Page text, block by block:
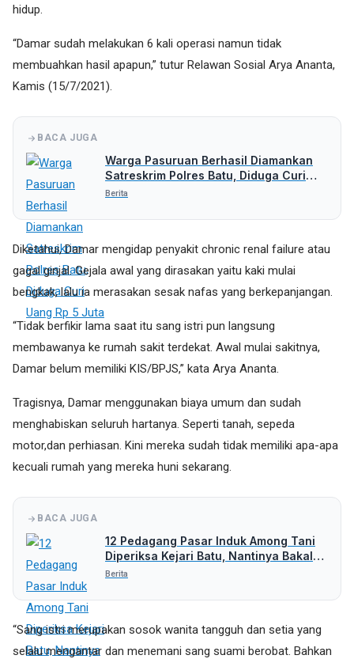
hidup.
“Damar sudah melakukan 6 kali operasi namun tidak
membuahkan hasil apapun,” tutur Relawan Sosial Arya Ananta,
Kamis (15/7/2021).
BACA JUGA
Warga Pasuruan Berhasil Diamankan
Satreskrim Polres Batu, Diduga Curi
Uang Rp 5 Juta
Berita
Diketahui, Damar mengidap penyakit chronic renal failure atau
gagal ginjal. Gejala awal yang dirasakan yaitu kaki mulai
bengkak, lalu ia merasakan sesak nafas yang berkepanjangan.
“Tidak berfikir lama saat itu sang istri pun langsung
membawanya ke rumah sakit terdekat. Awal mulai sakitnya,
Damar belum memiliki KIS/BPJS,” kata Arya Ananta.
Tragisnya, Damar menggunakan biaya umum dan sudah
menghabiskan seluruh hartanya. Seperti tanah, sepeda
motor,dan perhiasan. Kini mereka sudah tidak memiliki apa-apa
kecuali rumah yang mereka huni sekarang.
BACA JUGA
12 Pedagang Pasar Induk Among Tani
Diperiksa Kejari Batu, Nantinya Bakal
Periksa Pihak Lain
Berita
“Sang istri merupakan sosok wanita tangguh dan setia yang
selalu mengantar dan menemani sang suami berobat. Bahkan